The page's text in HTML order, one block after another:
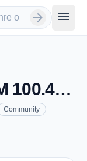
arrow_forward menu
Canal Blau - FM 100.4 - Barcelona
Community